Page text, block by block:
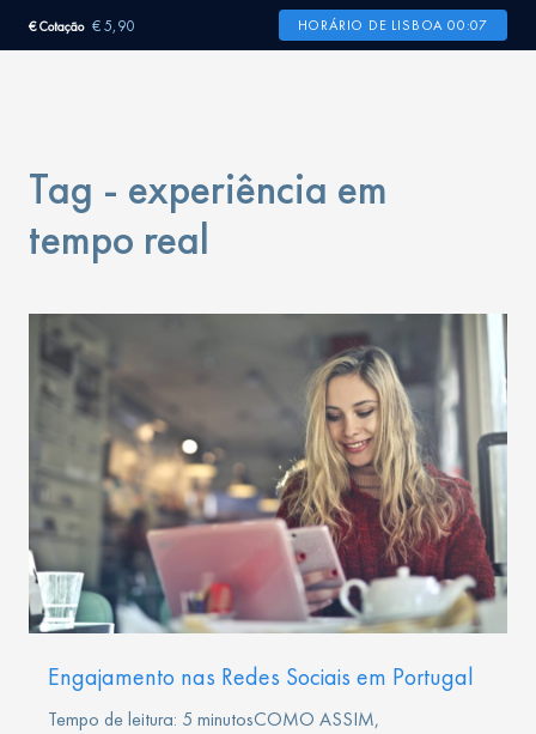
€ Cotação € 5,90 HORÁRIO DE LISBOA 00:07
Tag - experiência em
tempo real
Engajamento nas Redes Sociais em Portugal
Tempo de leitura: 5 minutosCOMO ASSIM,